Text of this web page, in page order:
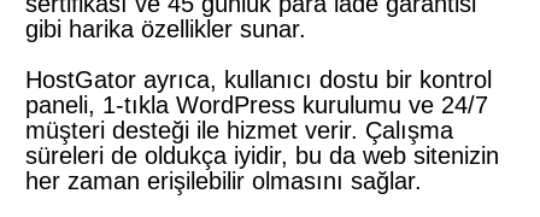
gibi harika özellikler sunar.
HostGator ayrıca, kullanıcı dostu bir kontrol
paneli, 1-tıkla WordPress kurulumu ve 24/7
müşteri desteği ile hizmet verir. Çalışma
süreleri de oldukça iyidir, bu da web sitenizin
her zaman erişilebilir olmasını sağlar.